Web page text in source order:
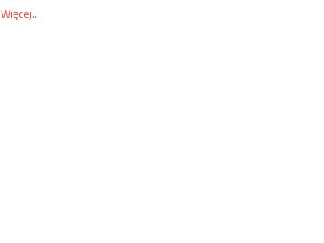
Więcej...